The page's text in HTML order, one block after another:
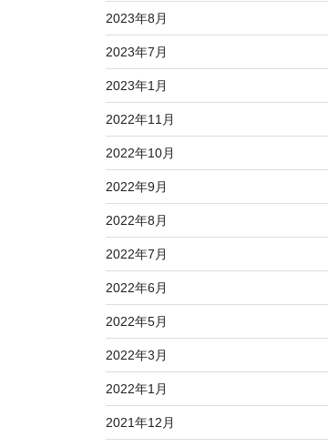
2023年8月
2023年7月
2023年1月
2022年11月
2022年10月
2022年9月
2022年8月
2022年7月
2022年6月
2022年5月
2022年3月
2022年1月
2021年12月